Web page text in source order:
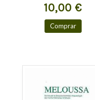
10,00 €
Comprar